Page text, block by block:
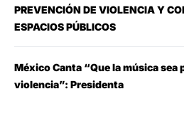
PREVENCIÓN DE VIOLENCIA Y
ESPACIOS PÚBLICOS
México Canta “Que la música sea
violencia”: Presidenta